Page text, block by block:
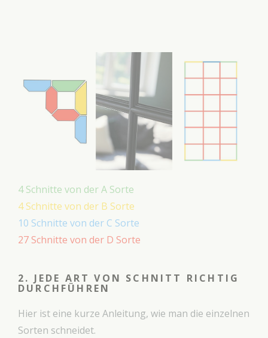
4 Schnitte von der A Sorte
4 Schnitte von der B Sorte
10 Schnitte von der C Sorte
27 Schnitte von der D Sorte
2. JEDE ART VON SCHNITT RICHTIG
DURCHFÜHREN
Hier ist eine kurze Anleitung, wie man die einzelnen
Sorten schneidet.